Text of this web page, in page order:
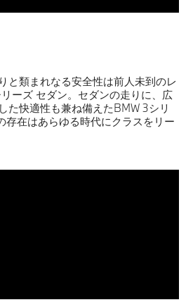
と類まれなる安全性は前人未到のレ
ーズ セダン。セダンの走りに、広
た快適性も兼ね備えたBMW 3シリ
存在はあらゆる時代にクラスをリー